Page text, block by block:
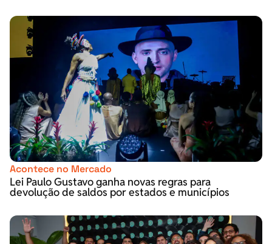
Acontece no Mercado
Lei Paulo Gustavo ganha novas regras para
devolução de saldos por estados e municípios